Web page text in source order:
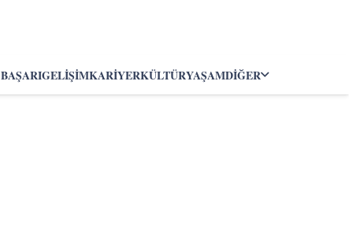
BAŞARIGELIŞIMKARIYERKÜLTÜRYAŞAMDIĞER